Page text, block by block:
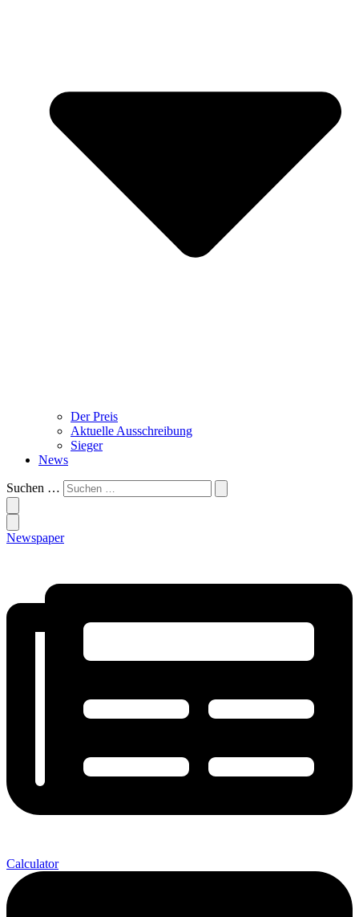
Der Preis
Aktuelle Ausschreibung
Sieger
News
Suchen …
Newspaper
Calculator